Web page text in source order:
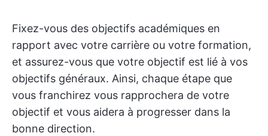
Fixez-vous des objectifs académiques en
rapport avec votre carrière ou votre formation,
et assurez-vous que votre objectif est lié à vos
objectifs généraux. Ainsi, chaque étape que
vous franchirez vous rapprochera de votre
objectif et vous aidera à progresser dans la
bonne direction.